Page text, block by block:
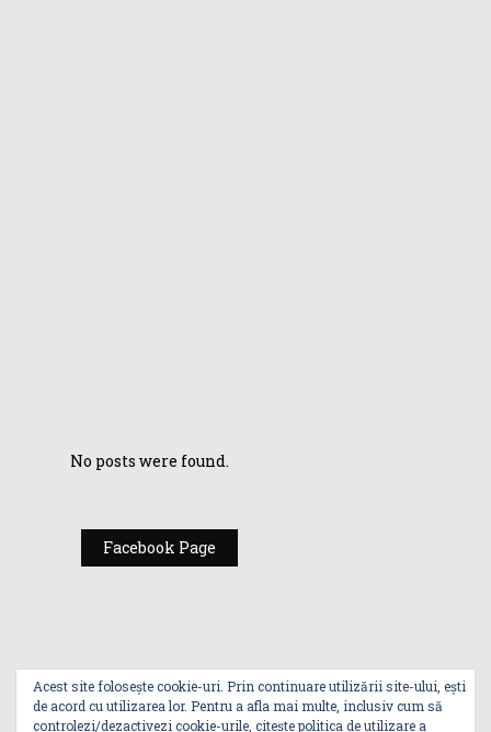
No posts were found.
Facebook Page
Acest site folosește cookie-uri. Prin continuare utilizării site-ului, ești
de acord cu utilizarea lor. Pentru a afla mai multe, inclusiv cum să
controlezi/dezactivezi cookie-urile, citeștepolitica de utilizare a